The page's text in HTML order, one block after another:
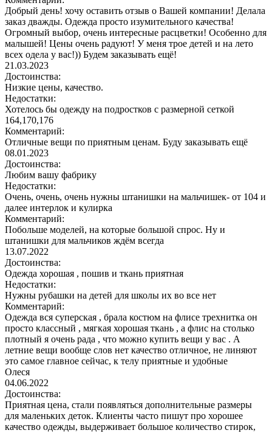
Добрый день! хочу оставить отзыв о Вашей компании! Делала
заказ дважды. Одежда просто изумительного качества!
Огромный выбор, очень интересные расцветки! Особенно для
малышей! Цены очень радуют! У меня трое детей и на лето
всех одела у вас!)) Будем заказывать ещё!
21.03.2023
Достоинства:
Низкие цены, качество.
Недостатки:
Хотелось бы одежду на подростков с размерной сеткой
164,170,176
Комментарий:
Отличные вещи по приятным ценам. Буду заказывать ещё
08.01.2023
Достоинства:
Любим вашу фабрику
Недостатки:
Очень, очень, очень нужны штанишки на мальчишек- от 104 и
далее интерлок и кулирка
Комментарий:
Побольше моделей, на которые большой спрос. Ну и
штанишки для мальчиков ждём всегда
13.07.2022
Достоинства:
Одежда хорошая , пошив и ткань приятная
Недостатки:
Нужны рубашки на детей для школы их во все нет
Комментарий:
Одежда вся суперская , брала костюм на флисе трехнитка он
просто классный , мягкая хорошая ткань , а флис на столько
плотный я очень рада , что можно купить вещи у вас . А
летние вещи вообще слов нет качество отличное, не линяют
это самое главное сейчас, к телу приятные и удобные
Олеся
04.06.2022
Достоинства:
Приятная цена, стали появляться дополнительные размеры
для маленьких деток. Клиенты часто пишут про хорошее
качество одежды, выдерживает большое количество стирок,